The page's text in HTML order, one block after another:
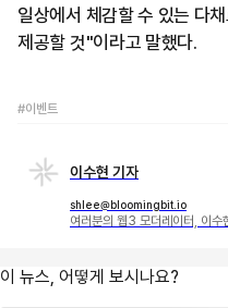
일상에서 체감할 수 있는 다
제공할 것"이라고 말했다.
#이벤트
이수현 기자
shlee@bloomingbit.io
여러분의 웹3 모더레이터, 이수
이 뉴스, 어떻게 보시나요?